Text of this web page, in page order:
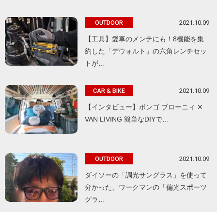
OUTDOOR 2021.10.09
【工具】愛車のメンテにも！8機能を集
約した「デウォルト」の六角レンチセッ
トが…
CAR & BIKE 2021.10.09
【インタビュー】ボンゴ ブローニィ ✕
VAN LIVING 簡単なDIYで…
OUTDOOR 2021.10.09
ダイソーの「調光サングラス」を使って
分かった、ワークマンの「偏光スポーツ
グラ…